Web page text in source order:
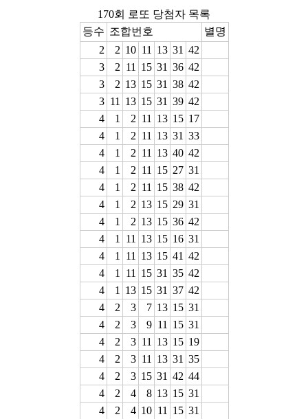
170회 로또 당첨자 목록
등수 조합번호
별명
2
2 10 11 13 31 42
3
2 11 15 31 36 42
3
2 13 15 31 38 42
3 11 13 15 31 39 42
4
1 2 11 13 15 17
4
1 2 11 13 31 33
4
1 2 11 13 40 42
4
1 2 11 15 27 31
4
1 2 11 15 38 42
4
1 2 13 15 29 31
4
1 2 13 15 36 42
4
1 11 13 15 16 31
4
1 11 13 15 41 42
4
1 11 15 31 35 42
4
1 13 15 31 37 42
4
2 3 7 13 15 31
4
2 3 9 11 15 31
4
2 3 11 13 15 19
4
2 3 11 13 31 35
4
2 3 15 31 42 44
4
2 4 8 13 15 31
4
2 4 10 11 15 31